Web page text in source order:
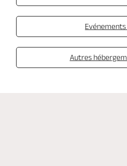
Evénements
Autres